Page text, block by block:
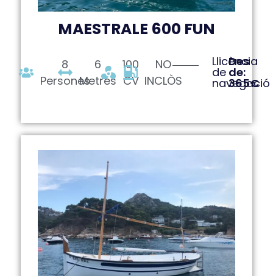
MAESTRALE 600 FUN
8
Persones
6
Metres
100
CV
NO
INCLÒS
Llicència
de
navegació
Des
de:
365€